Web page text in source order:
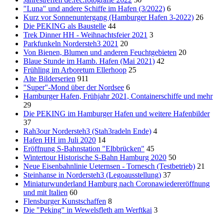
"Luna" und andere Schiffe im Hafen (3/2022) 6
Kurz vor Sonnenuntergang (Hamburger Hafen 3-2022) 26
Die PEKING als Baustelle 44
Trek Dinner HH - Weihnachtsfeier 2021 3
Parkfunkeln Nordersteh3 2021 20
Von Bienen, Blumen und anderen Feuchtgebieten 20
Blaue Stunde im Hamb. Hafen (Mai 2021) 42
Frühling im Arboretum Ellerhoop 25
Alte Bilderserien 911
"Super"-Mond über der Nordsee 6
Hamburger Hafen, Frühjahr 2021, Containerschiffe und mehr
29
Die PEKING im Hamburger Hafen und weitere Hafenbilder
37
Rah3our Nordersteh3 (Stah3radeln Ende) 4
Hafen HH im Juli 2020 14
Eröffnung S-Bahnstation "Elbbrücken" 45
Wintertour Historische S-Bahn Hamburg 2020 50
Neue Eisenbahnlinie Ueternsen - Tornesch (Testbetrieb) 21
Steinhanse in Nordersteh3 (Legoausstellung) 37
Miniaturwunderland Hamburg nach Coronawiedereröffnung
und mit Italien 60
Flensburger Kunstschaffen 8
Die "Peking" in Wewelsfleth am Werftkai 3